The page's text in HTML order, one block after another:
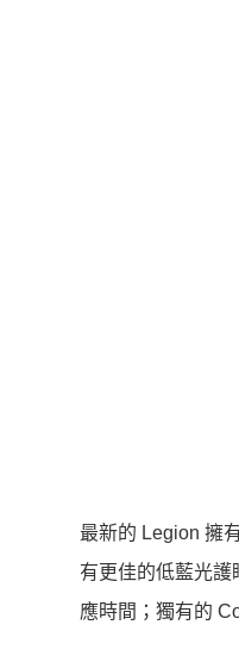
最新的 Legion 擁
有更佳的低藍光護
應時間；獨有的